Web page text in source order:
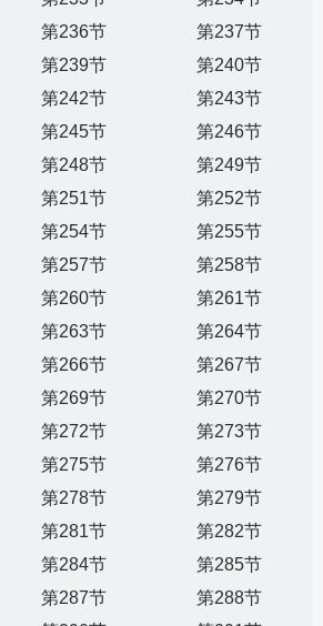
第236节
第237节
第239节
第240节
第242节
第243节
第245节
第246节
第248节
第249节
第251节
第252节
第254节
第255节
第257节
第258节
第260节
第261节
第263节
第264节
第266节
第267节
第269节
第270节
第272节
第273节
第275节
第276节
第278节
第279节
第281节
第282节
第284节
第285节
第287节
第288节